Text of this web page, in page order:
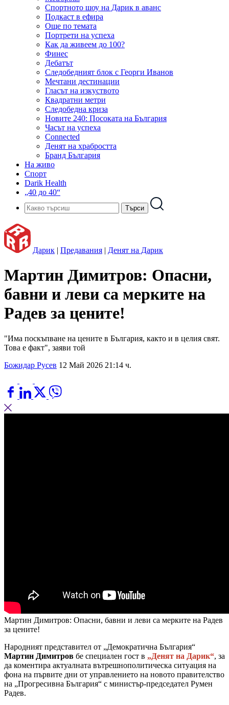
Спортното шоу на Дарик в аванс
Подкаст в ефира
Още по темата
Портрети на успеха
Как да живеем до 100?
Финес
Дебатът
Следобедният блок с Георги Иванов
Мечтани дестинации
Гласът на изкуството
Квадратни метри
Следобедна криза
Новите 240: Посоката на България
Часът на успеха
Connected
Денят на храбростта
Бранд България
На живо
Спорт
Darik Health
„40 до 40“
Дарик | Предавания | Денят на Дарик
Мартин Димитров: Опасни,
бавни и леви са мерките на
Радев за цените!
"Има поскъпване на цените в България, както и в целия свят.
Това е факт", заяви той
Божидар Русев 12 Май 2026 21:14 ч.
Мартин Димитров: Опасни, бавни и леви са мерките на Радев
за цените!
Народният представител от „Демократична България“
Мартин Димитров бе специален гост в „Денят на Дарик“, за
да коментира актуалната вътрешнополитическа ситуация на
фона на първите дни от управлението на новото правителство
на „Прогресивна България“ с министър-председател Румен
Радев.